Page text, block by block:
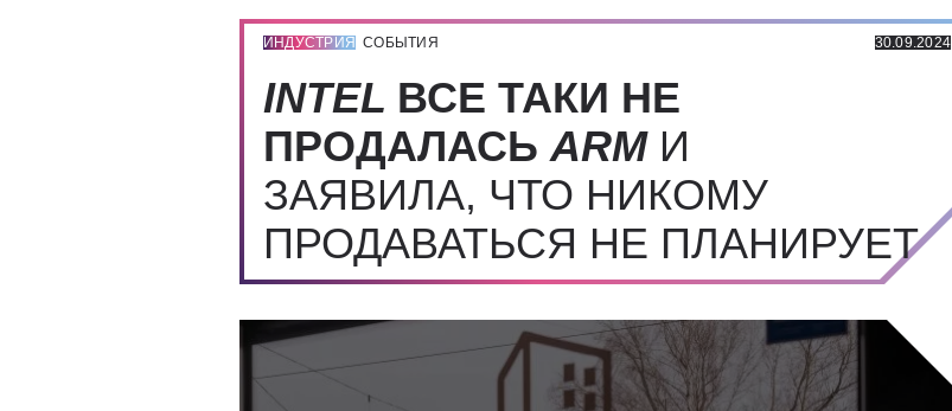
ИНДУСТРИЯ СОБЫТИЯ 30.09.2024
INTEL ВСЕ ТАКИ НЕ
ПРОДАЛАСЬ ARMИ
ЗАЯВИЛА, ЧТО НИКОМУ
ПРОДАВАТЬСЯ НЕ ПЛАНИРУЕТ